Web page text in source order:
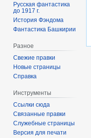
Русская фантастика
до 1917 г.
История Фэндома
Фантастика Башкирии
Разное
Свежие правки
Новые страницы
Справка
Инструменты
Ссылки сюда
Связанные правки
Служебные страницы
Версия для печати